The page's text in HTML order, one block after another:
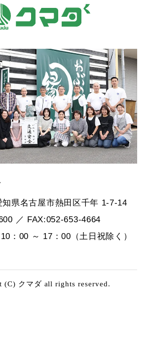
県名古屋市熱田区千年 1-7-14
／ FAX:052-653-4664
：00 ～ 17：00（土日祝除く）
(C) クマダ all rights reserved.